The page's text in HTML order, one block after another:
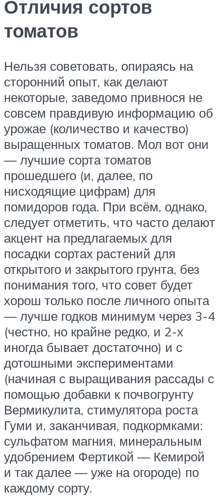
Отличия сортов
томатов
Нельзя советовать, опираясь на
сторонний опыт, как делают
некоторые, заведомо привнося не
совсем правдивую информацию об
урожае (количество и качество)
выращенных томатов. Мол вот они
— лучшие сорта томатов
прошедшего (и, далее, по
нисходящие цифрам) для
помидоров года. При всём, однако,
следует отметить, что часто делают
акцент на предлагаемых для
посадки сортах растений для
открытого и закрытого грунта, без
понимания того, что совет будет
хорош только после личного опыта
— лучше годков минимум через 3-4
(честно, но крайне редко, и 2-х
иногда бывает достаточно) и с
дотошными экспериментами
(начиная с выращивания рассады с
помощью добавки к почвогрунту
Вермикулита, стимулятора роста
Гуми и, заканчивая, подкормками:
сульфатом магния, минеральным
удобрением Фертикой — Кемирой
и так далее — уже на огороде) по
каждому сорту.